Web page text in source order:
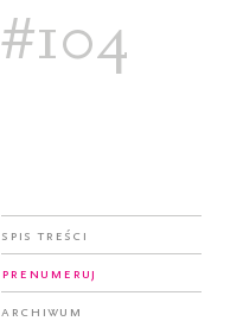
#104
Spis treści
Prenumeruj
Archiwum